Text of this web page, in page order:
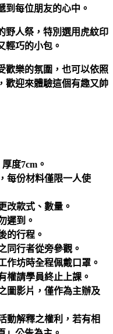
到每位朋友的心中。
野人祭，特別選用虎紋印
輕巧的小包。
歡樂的氛圍，也可以依照
歡迎來體驗這個有趣又帥
度7cm。
每份材料僅限一人使
改款式、數量。
遲到。
的行程。
同行者從旁參觀。
作坊時全程佩戴口罩。
權請學員終止上課。
圖影片，僅作為主辦及
動解釋之權利，若有相